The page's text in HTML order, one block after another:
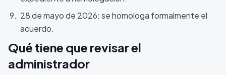
28 de mayo de 2026: se homologa formalmente el
acuerdo.
Qué tiene que revisar el
administrador